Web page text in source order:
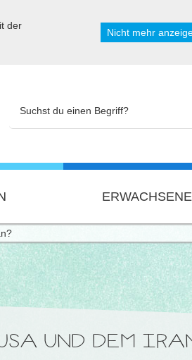
der
Nicht mehr
ERWACHSENE
UND DEM